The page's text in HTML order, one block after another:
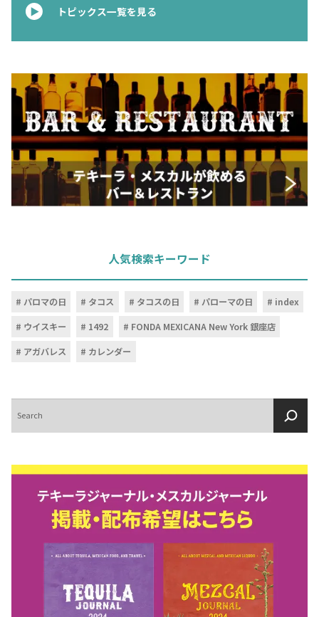
トピックス一覧を見る
人気検索キーワード
パロマの日 タコス タコスの日 パローマの日
index
ウイスキー
1492
FONDA MEXICANA New York 銀座店
アガバレス
カレンダー
索